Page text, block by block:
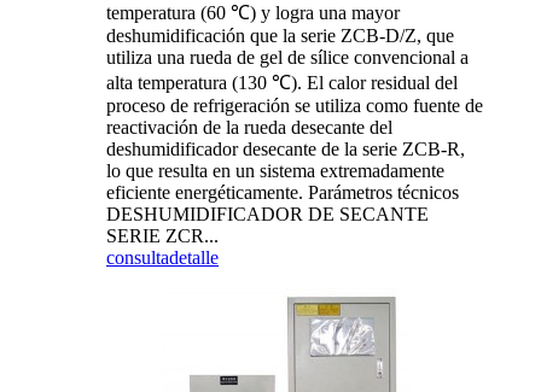
temperatura (60 ℃) y logra una mayor
deshumidificación que la serie ZCB-D/Z, que
utiliza una rueda de gel de sílice convencional a
alta temperatura (130 ℃). El calor residual del
proceso de refrigeración se utiliza como fuente de
reactivación de la rueda desecante del
deshumidificador desecante de la serie ZCB-R,
lo que resulta en un sistema extremadamente
eficiente energéticamente. Parámetros técnicos
DESHUMIDIFICADOR DE SECANTE
SERIE ZCR...
consultadetalle